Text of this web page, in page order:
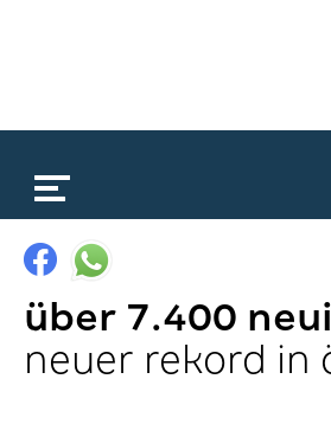
über 7.400
neuer rekord in